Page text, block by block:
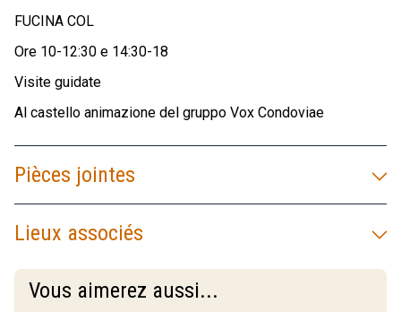
FUCINA COL
Ore 10-12:30 e 14:30-18
Visite guidate
Al castello animazione del gruppo Vox Condoviae
Pièces jointes
Lieux associés
Vous aimerez aussi...